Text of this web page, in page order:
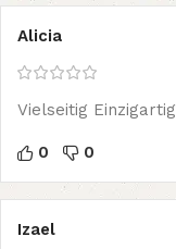
Alicia
Vielseitig Einzigartig
0 0
Izael